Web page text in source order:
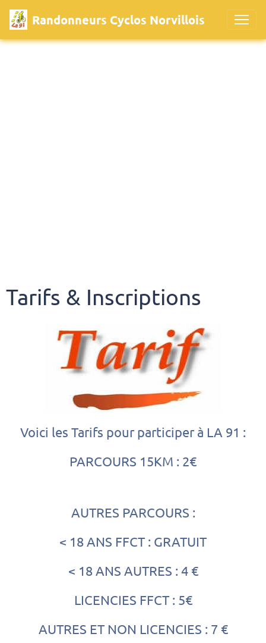
Randonneurs Cyclos Norvillois
Tarifs & Inscriptions
Voici les Tarifs pour participer à LA 91 :
PARCOURS 15KM : 2€
AUTRES PARCOURS :
< 18 ANS FFCT : GRATUIT
< 18 ANS AUTRES : 4 €
LICENCIES FFCT : 5€
AUTRES ET NON LICENCIES : 7 €